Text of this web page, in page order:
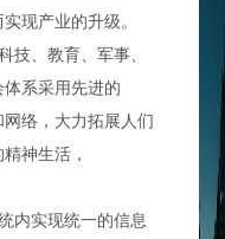
现产业的升级。
技、教育、军事、
系采用先进的
络，大力拓展人们
神生活，
内实现统一的信息